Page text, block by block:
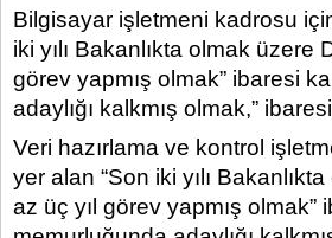
Bilgisayar işletmeni kadrosu
iki yılı Bakanlıkta olmak
görev yapmış olmak” ibaresi
adaylığı kalkmış olmak,”
Veri hazırlama ve kontrol
yer alan “Son iki yılı
az üç yıl görev yapmış olmak”